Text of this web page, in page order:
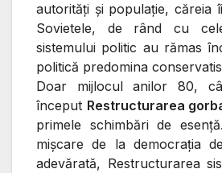
autorităţi şi populaţie, căreia
Sovietele, de rând cu
sistemului politic au rămas
politică predomina
Doar mijlocul anilor 80,
început Restructurarea
primele schimbări de
mişcare de la democraţia
adevărată, Restructurarea